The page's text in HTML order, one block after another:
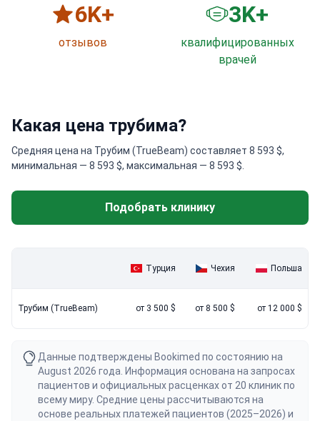
6K+
отзывов
3K+
квалифицированных
врачей
Какая цена трубима?
Средняя цена на Трубим (TrueBeam) составляет 8 593 $,
минимальная — 8 593 $, максимальная — 8 593 $.
Подобрать клинику
Турция Чехия Польша
Трубим (TrueBeam) от 3 500 $ от 8 500 $ от 12 000 $
Данные подтверждены Bookimed по состоянию на
August 2026 года. Информация основана на запросах
пациентов и официальных расценках от 20 клиник по
всему миру. Средние цены рассчитываются на
основе реальных платежей пациентов (2025–2026) и